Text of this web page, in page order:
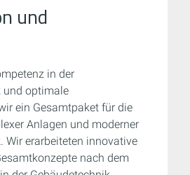
und
in der
und optimale
ein Gesamtpaket für die
Anlagen und moderner
Wir erarbeiteten innovative
nach dem